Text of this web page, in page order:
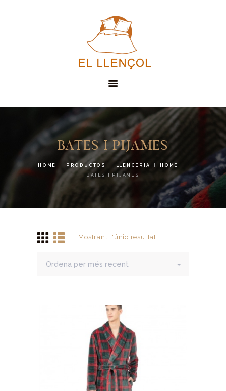
BATES I PIJAMES
HOME PRODUCTOS LLENCERIA
HOME
BATES I PIJAMES
EL LLENÇOL
SERVEIS
PRODUCTES
CONTACTE
Mostrant l'únic resultat